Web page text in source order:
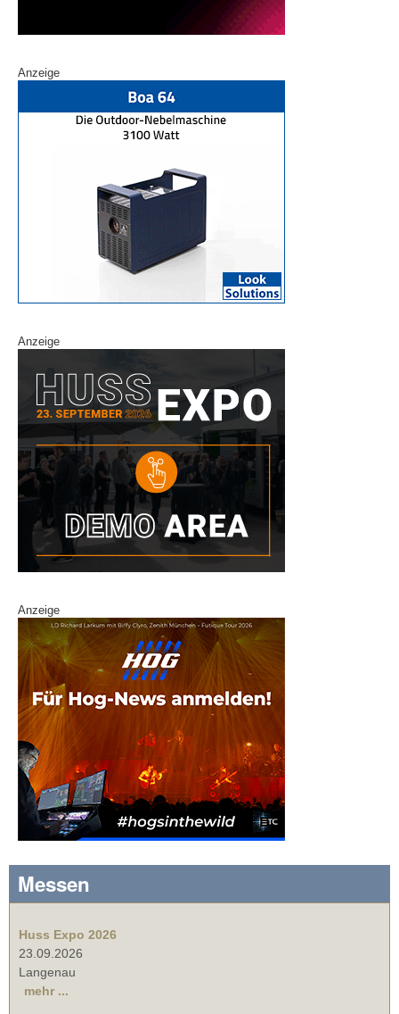
Anzeige
Anzeige
Anzeige
Messen
Huss Expo 2026
23.09.2026
Langenau
mehr ...